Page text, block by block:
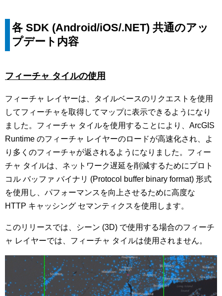
各 SDK (Android/iOS/.NET) 共通のアッ
プデート内容
フィーチャ タイルの使用
フィーチャ レイヤーは、タイルベースのリクエストを使用
してフィーチャを取得してマップに表示できるようになり
ました。フィーチャ タイルを使用することにより、ArcGIS
Runtime のフィーチャ レイヤーのロードが高速化され、よ
り多くのフィーチャが返されるようになりました。フィー
チャ タイルは、ネットワーク遅延を削減するためにプロト
コル バッファ バイナリ (Protocol buffer binary format) 形式
を使用し、パフォーマンスを向上させるために高度な
HTTP キャッシング セマンティクスを使用します。
このリリースでは、シーン (3D) で使用する場合のフィーチ
ャ レイヤーでは、フィーチャ タイルは使用されません。